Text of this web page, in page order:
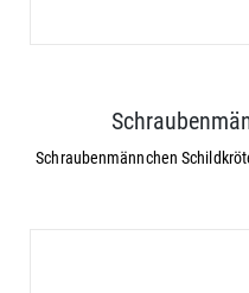
Schraubenmännchen